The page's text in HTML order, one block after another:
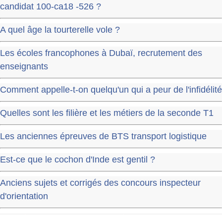
candidat 100-ca18 -526 ?
A quel âge la tourterelle vole ?
Les écoles francophones à Dubaï, recrutement des
enseignants
Comment appelle-t-on quelqu'un qui a peur de l'infidélité
Quelles sont les filière et les métiers de la seconde T1
Les anciennes épreuves de BTS transport logistique
Est-ce que le cochon d'Inde est gentil ?
Anciens sujets et corrigés des concours inspecteur
d'orientation